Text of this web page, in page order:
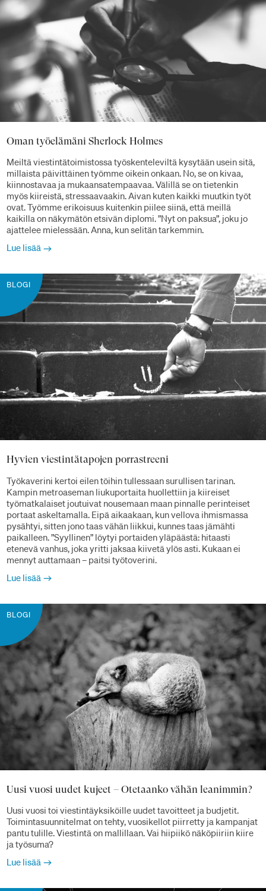
Oman työelämäni Sherlock Holmes
Meiltä viestintätoimistossa työskenteleviltä kysytään usein sitä,
millaista päivittäinen työmme oikein onkaan. No, se on kivaa,
kiinnostavaa ja mukaansatempaavaa. Välillä se on tietenkin
myös kiireistä, stressaavaakin. Aivan kuten kaikki muutkin työt
ovat. Työmme erikoisuus kuitenkin piilee siinä, että meillä
kaikilla on näkymätön etsivän diplomi. ”Nyt on paksua”, joku jo
ajattelee mielessään. Anna, kun selitän tarkemmin.
Lue lisää
Hyvien viestintätapojen porrastreeni
Työkaverini kertoi eilen töihin tullessaan surullisen tarinan.
Kampin metroaseman liukuportaita huollettiin ja kiireiset
työmatkalaiset joutuivat nousemaan maan pinnalle perinteiset
portaat askeltamalla. Eipä aikaakaan, kun vellova ihmismassa
pysähtyi, sitten jono taas vähän liikkui, kunnes taas jämähti
paikalleen. ”Syyllinen” löytyi portaiden yläpäästä: hitaasti
etenevä vanhus, joka yritti jaksaa kiivetä ylös asti. Kukaan ei
mennyt auttamaan – paitsi työtoverini.
Lue lisää
BLOGI
Uusi vuosi uudet kujeet – Otetaanko vähän leanimmin?
Uusi vuosi toi viestintäyksiköille uudet tavoitteet ja budjetit.
Toimintasuunnitelmat on tehty, vuosikellot piirretty ja kampanjat
pantu tulille. Viestintä on mallillaan. Vai hiipiikö näköpiiriin kiire
ja työsuma?
Lue lisää
BLOGI